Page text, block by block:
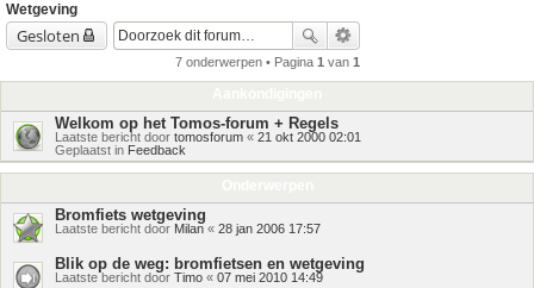
Wetgeving
Gesloten
7 onderwerpen • Pagina 1 van 1
Welkom op het Tomos-forum + Regels
Laatste bericht door tomosforum « 21 okt 2000 02:01
Geplaatst in Feedback
Bromfiets wetgeving
Laatste bericht door Milan « 28 jan 2006 17:57
Blik op de weg: bromfietsen en wetgeving
Laatste bericht door Timo « 07 mei 2010 14:49